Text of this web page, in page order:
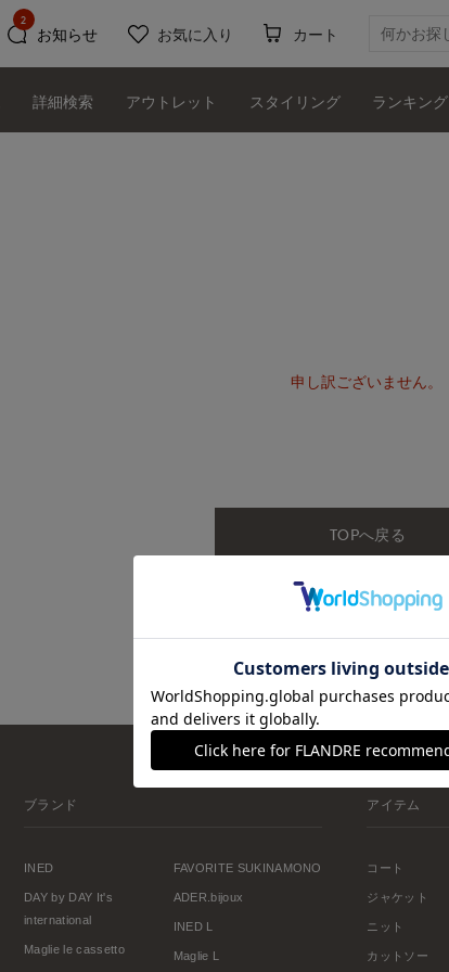
お知らせ
2
お気に入り カート
詳細検索 アウトレット スタイリング ランキング
申し訳ございません。
TOPへ戻る
ブランド
INED
DAY by DAY It's
international
Maglie le cassetto
FAVORITE SUKINAMONO
ADER.bijoux
INED L
Maglie L
アイテム
コート
ジャケット
ニット
カットソー